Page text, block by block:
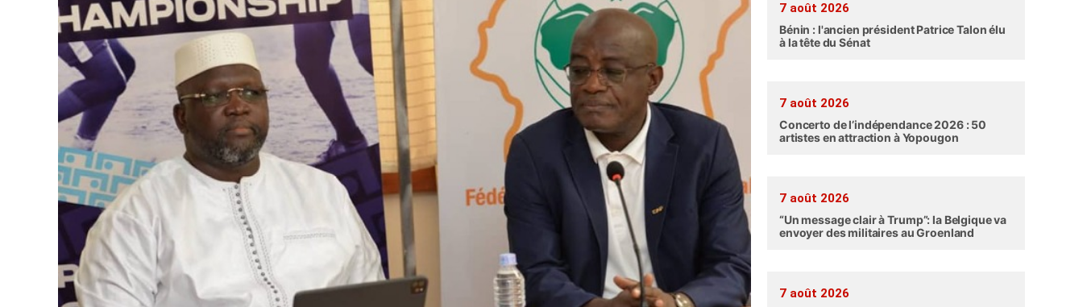
7 août 2026
Bénin : l'ancien président Patrice Talon élu
à la tête du Sénat
7 août 2026
Concerto de l’indépendance 2026 : 50
artistes en attraction à Yopougon
7 août 2026
“Un message clair à Trump”: la Belgique va
envoyer des militaires au Groenland
7 août 2026